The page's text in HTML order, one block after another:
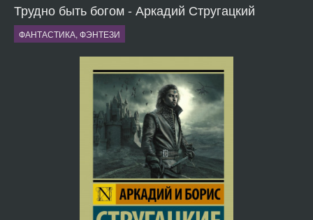
Трудно быть богом - Аркадий Стругацкий
ФАНТАСТИКА, ФЭНТЕЗИ